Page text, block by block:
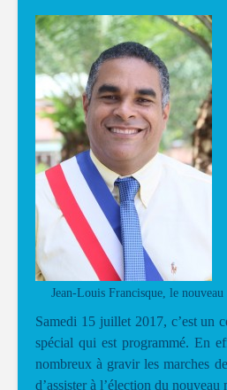
Jean-Louis Francisque, le
Samedi 15 juillet 2017, c’est un
spécial qui est programmé. En
nombreux à gravir les marches
d’assister à l’élection du nouveau